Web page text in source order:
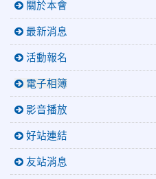
關於本會
最新消息
活動報名
電子相簿
影音播放
好站連結
友站消息